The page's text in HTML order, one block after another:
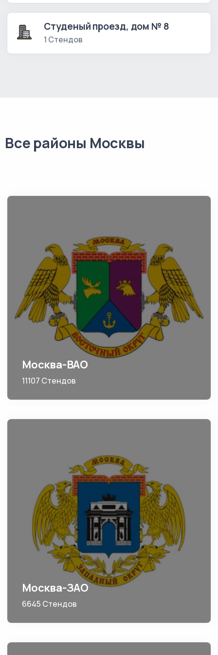
Студеный проезд, дом № 8
1 Стендов
Все районы Москвы
Москва-ВАО
11107 Стендов
Москва-ЗАО
6645 Стендов